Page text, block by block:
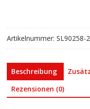
Artikelnummer: SL90258-2
Beschreibung
Rezensionen (0)